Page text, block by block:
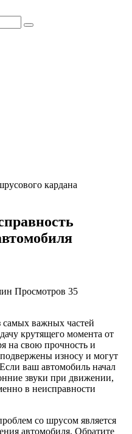
кардана
Просмотров 35
важных частей
крутящего момента от
на свою прочность и
износу и могут
ваш автомобиль начал
звуки при движении,
в неисправности
со шрусом является
автомобиля. Обратите